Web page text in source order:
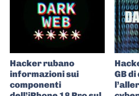
Hacker rubano
informazioni sui
componenti
GB